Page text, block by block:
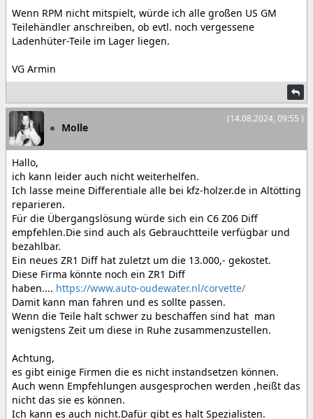
Wenn RPM nicht mitspielt, würde ich alle großen US GM
Teilehändler anschreiben, ob evtl. noch vergessene
Ladenhüter-Teile im Lager liegen.
VG Armin
(14.08.2024, 09:55 )
Molle
Hallo,
ich kann leider auch nicht weiterhelfen.
Ich lasse meine Differentiale alle bei kfz-holzer.de in Altötting
reparieren.
Für die Übergangslösung würde sich ein C6 Z06 Diff
empfehlen.Die sind auch als Gebrauchtteile verfügbar und
bezahlbar.
Ein neues ZR1 Diff hat zuletzt um die 13.000,- gekostet.
Diese Firma könnte noch ein ZR1 Diff
haben.... https://www.auto-oudewater.nl/corvette/
Damit kann man fahren und es sollte passen.
Wenn die Teile halt schwer zu beschaffen sind hat man
wenigstens Zeit um diese in Ruhe zusammenzustellen.
Achtung,
es gibt einige Firmen die es nicht instandsetzen können.
Auch wenn Empfehlungen ausgesprochen werden ,heißt das
nicht das sie es können.
Ich kann es auch nicht.Dafür gibt es halt Spezialisten.